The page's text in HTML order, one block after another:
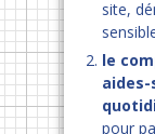
site,
le
pour